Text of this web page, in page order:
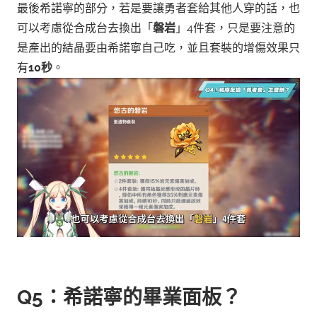
最後希諾寧的部分，若是要讓勇者套給其他人穿的話，也
可以考慮從合成台去換出「 磐岩 」4件套，只是要注意的
是產出的結晶要由希諾寧自己吃，並且套裝的增傷效果只
有10秒 。
Q5：希諾寧的畢業面板？